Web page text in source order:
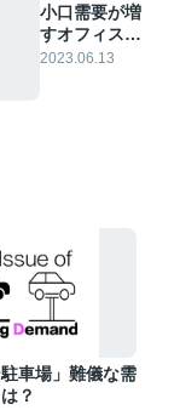
小口需要が増
すオフィス賃
貸
2023.06.13
駐車場」難儀な需
？